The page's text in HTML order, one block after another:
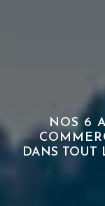
NOS 6
DANS TOUT